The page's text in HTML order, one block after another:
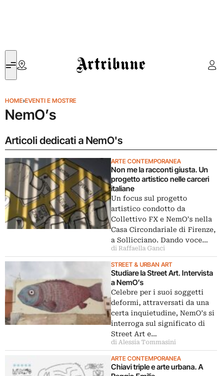
Artribune
HOME›EVENTI E MOSTRE
NemO’s
Articoli dedicati a NemO's
ARTE CONTEMPORANEA
Non me la racconti giusta. Un
progetto artistico nelle carceri
italiane
Un focus sul progetto
artistico condotto da
Collettivo FX e NemO’s nella
Casa Circondariale di Firenze,
a Sollicciano. Dando voce…
di Raffaella Ganci
STREET & URBAN ART
Studiare la Street Art. Intervista
a NemO’s
Celebre per i suoi soggetti
deformi, attraversati da una
certa inquietudine, NemO’s si
interroga sul significato di
Street Art e…
di Alessia Tommasini
ARTE CONTEMPORANEA
Chiavi triple e arte urbana. A